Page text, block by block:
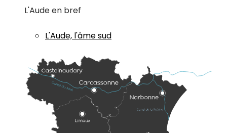
L'Aude en bref
L'Aude, l'âme sud